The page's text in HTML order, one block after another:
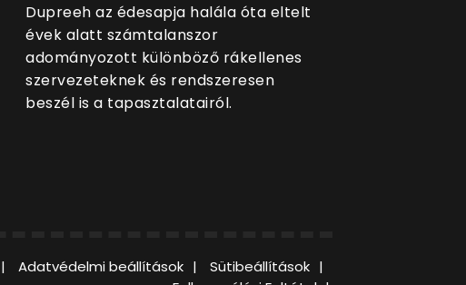
Dupreeh az édesapja halála óta eltelt
évek alatt számtalanszor
adományozott különböző rákellenes
szervezeteknek és rendszeresen
beszél is a tapasztalatairól.
Adatvédelmi beállítások
Sütibeállítások